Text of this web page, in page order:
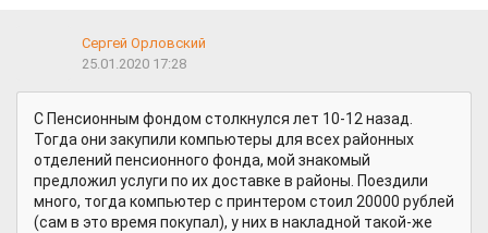
Сергей Орловский
25.01.2020 17:28
С Пенсионным фондом столкнулся лет 10-12 назад.
Тогда они закупили компьютеры для всех районных
отделений пенсионного фонда, мой знакомый
предложил услуги по их доставке в районы. Поездили
много, тогда компьютер с принтером стоил 20000 рублей
(сам в это время покупал), у них в накладной такой-же